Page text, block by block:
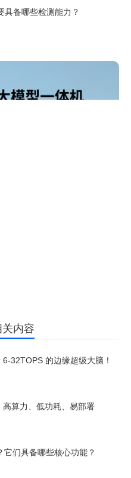
具备哪些检测能力？
内容
32TOPS 的边缘超级大脑！
算力、低功耗、易部署
们具备哪些核心功能？